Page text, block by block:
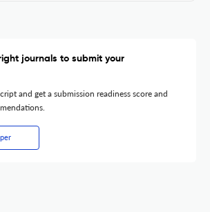
journals to submit your
and get a submission readiness score and